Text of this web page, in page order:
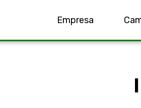
Empresa